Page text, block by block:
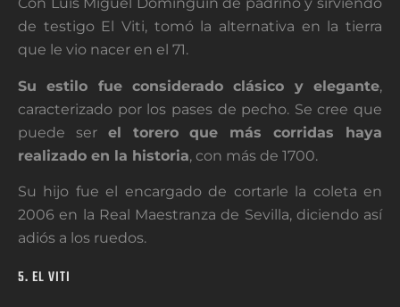
de testigo El Viti, tomó la alternativa en la tierra
que le vio nacer en el 71.
Su estilo fue considerado clásico y elegante,
caracterizado por los pases de pecho. Se cree que
puede ser el torero que más corridas haya
realizado en la historia, con más de 1700.
Su hijo fue el encargado de cortarle la coleta en
2006 en la Real Maestranza de Sevilla, diciendo así
adiós a los ruedos.
5. EL VITI